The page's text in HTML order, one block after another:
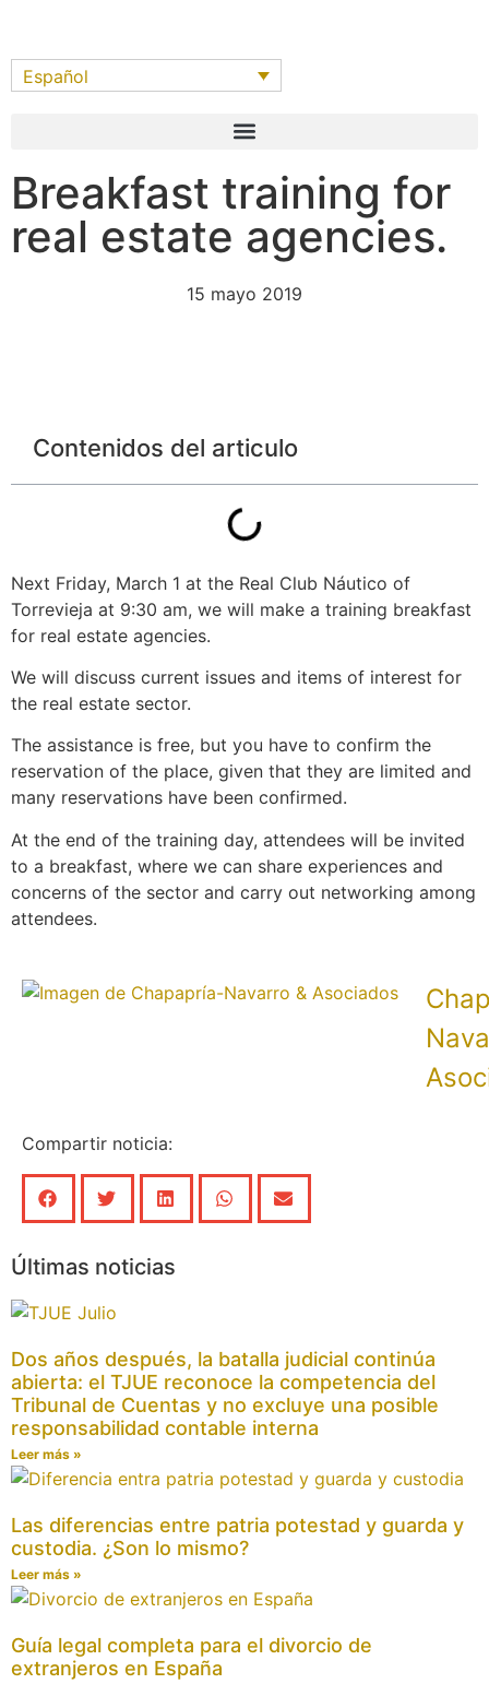
Español
Breakfast training for
real estate agencies.
15 mayo 2019
Contenidos del articulo
Next Friday, March 1 at the Real Club Náutico of
Torrevieja at 9:30 am, we will make a training breakfast
for real estate agencies.
We will discuss current issues and items of interest for
the real estate sector.
The assistance is free, but you have to confirm the
reservation of the place, given that they are limited and
many reservations have been confirmed.
At the end of the training day, attendees will be invited
to a breakfast, where we can share experiences and
concerns of the sector and carry out networking among
attendees.
Compartir noticia:
Últimas noticias
Dos años después, la batalla judicial continúa
abierta: el TJUE reconoce la competencia del
Tribunal de Cuentas y no excluye una posible
responsabilidad contable interna
Leer más »
Las diferencias entre patria potestad y guarda y
custodia. ¿Son lo mismo?
Leer más »
Guía legal completa para el divorcio de
extranjeros en España